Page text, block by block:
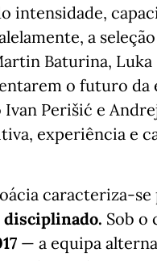
intensidade,
a
Baturina,
o futuro da
Perišić e
experiência e
caracteriza-
Sob o
— a equipa